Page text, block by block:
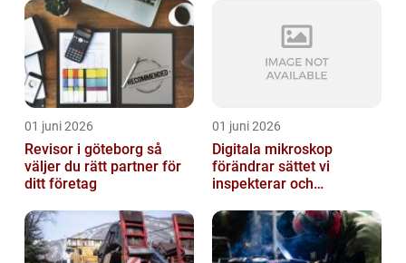
01 juni 2026
Revisor i göteborg så
väljer du rätt partner för
ditt företag
01 juni 2026
Digitala mikroskop
förändrar sättet vi
inspekterar och